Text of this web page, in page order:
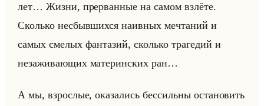
лет… Жизни, пре­рван­ные на самом взлё­те.
Сколько несбыв­ших­ся на­ив­ных меч­та­ний и
самых сме­лых фан­та­зий, сколько тра­ге­дий и
неза­жи­ва­ющих ма­те­рин­ских ран…
А мы, взрос­лые, ока­за­лись бес­сильны оста­но­вить